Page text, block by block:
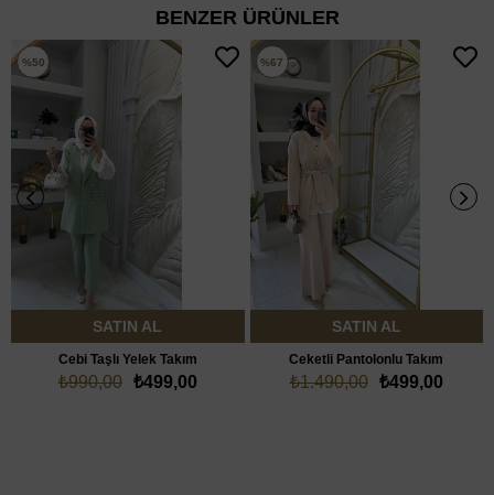
BENZER ÜRÜNLER
SATIN AL
Cebi Taşlı Yelek Takım
₺499,00
₺990,00
%50
SATIN AL
Ceketli Pantolonlu Takım
₺499,00
₺1.490,00
%67